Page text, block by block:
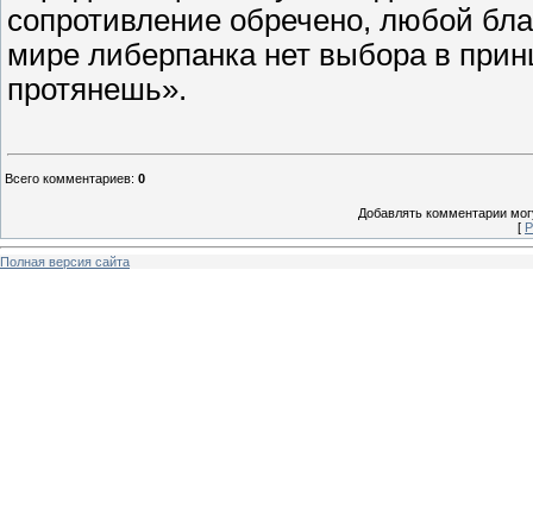
сопротивление обречено, любой
мире либерпанка нет выбора в
протянешь».
Всего комментариев: 0
Добавлять комментарии
[
Полная версия сайта